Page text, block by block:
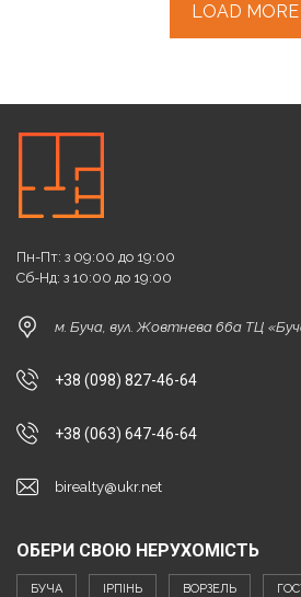
LOAD MORE
Пн-Пт: з 09:00 до 19:00
Сб-Нд: з 10:00 до 19:00
м. Буча, вул. Жовтнева 66а ТЦ
+38 (098) 827-46-64
+38 (063) 647-46-64
birealty@ukr.net
ОБЕРИ СВОЮ НЕРУХОМІСТЬ
БУЧА ІРПІНЬ ВОРЗЕЛЬ